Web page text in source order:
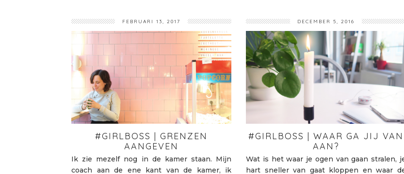
FEBRUARI 13, 2017
#GIRLBOSS | GRENZEN
AANGEVEN
Ik zie mezelf nog in de kamer staan. Mijn
coach aan de ene kant van de kamer, ik
DECEMBER 5, 2016
#GIRLBOSS | WAAR GA JIJ VAN
AAN?
Wat is het waar je ogen van gaan stralen,
hart sneller van gaat kloppen en waar